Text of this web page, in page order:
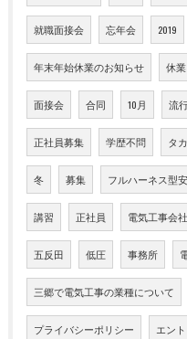
就職面接会 忘年会 2019
年末年始休業のお知らせ 休業
面接会 合同 10月 流
正社員募集 学歴不問 タ
冬 募集 フルハーネス型
講習 正社員 電気工事会社
五反田 低圧 事務所
三郷で電気工事の業種について
プライバシーポリシー エン